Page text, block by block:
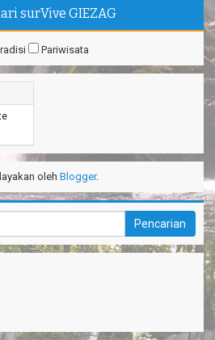
surVive GIEZAG
Pariwisata
oleh Blogger.